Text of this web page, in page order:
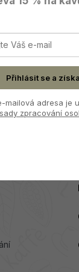
a
Přihlásit se a
mailová adresa je
zpracování